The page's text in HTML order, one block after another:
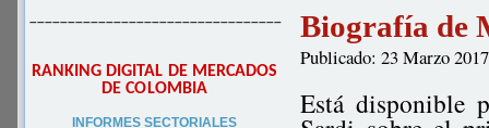
–––––––––––––––––––––––––––––––––
RANKING DIGITAL DE MERCADOS
DE COLOMBIA
INFORMES SECTORIALES
Biografía de
Publicado: 23 Marzo 2017
Está disponible